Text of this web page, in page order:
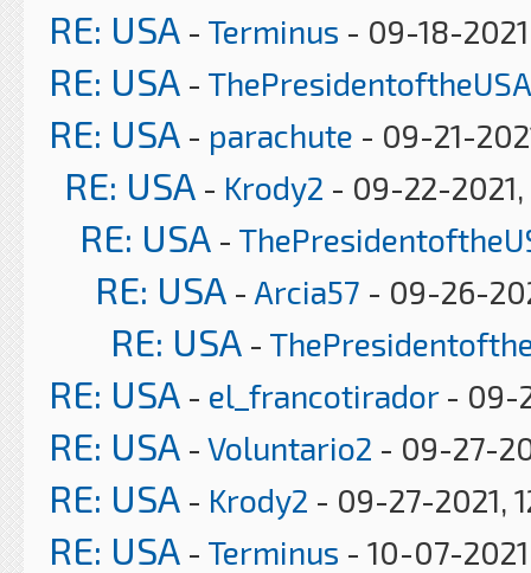
RE: USA - Terminus - 09-18-
RE: USA - ThePresidentoftheUSA
RE: USA - parachute - 09-21-
RE: USA - Krody2 - 09-22-2021,
RE: USA -
RE: USA - Arcia57 - 09-26-
RE: USA -
RE: USA - el_francotirador- 09-
RE: USA - Voluntario2 - 09-27-
RE: USA - Krody2 - 09-27-2021,
RE: USA - Terminus - 10-07-